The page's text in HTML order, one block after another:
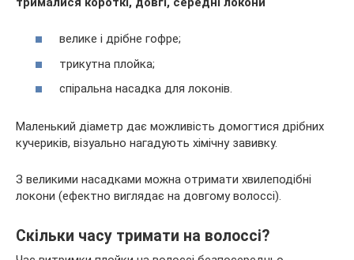
велике і дрібне гофре;
трикутна плойка;
спіральна насадка для локонів.
Маленький діаметр дає можливість домогтися дрібних
кучериків, візуально нагадують хімічну завивку.
З великими насадками можна отримати хвилеподібні
локони (ефектно виглядає на довгому волоссі).
Скільки часу тримати на волоссі?